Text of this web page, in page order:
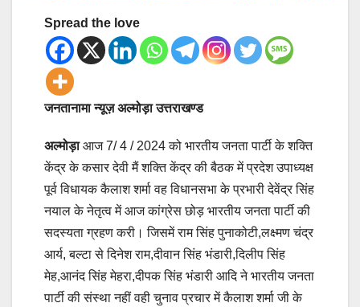
Spread the love
जनतानामा न्यूज़ अल्मोड़ा उत्तराखण्ड
अल्मोड़ाआज 7/ 4 / 2024 को भारतीय जनता पार्टी के शक्ति
केंद्र के कसार देवी मैं शक्ति केंद्र की बैठक में प्रदेश उपाध्यक्ष
पूर्व विधायक कैलाश शर्मा वह विधानसभा के प्रभारी देवेंद्र सिंह
नयाल के नेतृत्व में आज कांग्रेस छोड़ भारतीय जनता पार्टी की
सदस्यता ग्रहण करी। जिसमें राम सिंह पुनाकोटी,लक्ष्मण चंद्र
आर्य, बल्टा से दिनेश राम,दीवान सिंह भंडारी,दिलीप सिंह
मेह,आनंद सिंह मेहरा,दीपक सिंह भंडारी आदि ने भारतीय जनता
पार्टी की संस्था नहीं वही चुनाव प्रचार में कैलाश शर्मा जी के